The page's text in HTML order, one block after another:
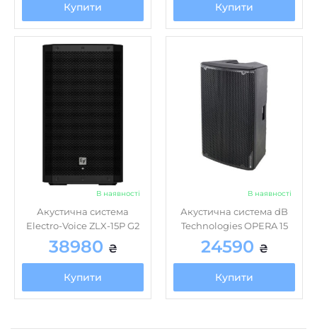
Купити Купити
В наявності
Акустична система
Electro-Voice ZLX-15P G2
38980 ₴
Купити
В наявності
Акустична система dB
Technologies OPERA 15
24590 ₴
Купити